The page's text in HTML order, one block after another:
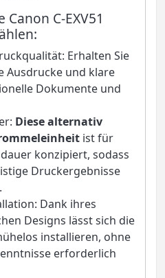
C-EXV51
Erhalten Sie
Ausdrucke und klare
Dokumente und
Diese alternativ
ist für
konzipiert, sodass
Druckergebnisse
Dank ihres
Designs lässt sich die
installieren, ohne
erforderlich